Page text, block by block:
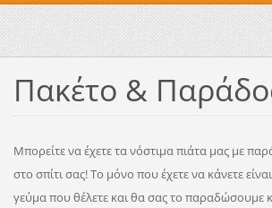
Πακέτο &
Μπορείτε να έχετε τα νόστιμα πιάτα μας με
στο σπίτι σας! Το μόνο που έχετε να κάνετε
γεύμα που θέλετε και θα σας το παραδώσουμε